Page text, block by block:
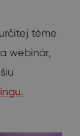
téme
webinár,